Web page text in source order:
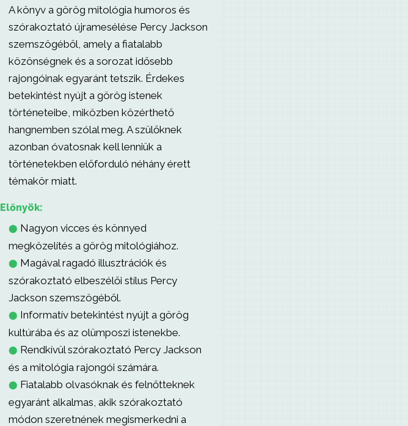
A könyv a görög mitológia humoros és
szórakoztató újramesélése Percy Jackson
szemszögéből, amely a fiatalabb
közönségnek és a sorozat idősebb
rajongóinak egyaránt tetszik. Érdekes
betekintést nyújt a görög istenek
történeteibe, miközben közérthető
hangnemben szólal meg. A szülőknek
azonban óvatosnak kell lenniük a
történetekben előforduló néhány érett
témakör miatt.
Előnyök:
⬤ Nagyon vicces és könnyed
megközelítés a görög mitológiához.
⬤ Magával ragadó illusztrációk és
szórakoztató elbeszélői stílus Percy
Jackson szemszögéből.
⬤ Informatív betekintést nyújt a görög
kultúrába és az olümposzi istenekbe.
⬤ Rendkívül szórakoztató Percy Jackson
és a mitológia rajongói számára.
⬤ Fiatalabb olvasóknak és felnőtteknek
egyaránt alkalmas, akik szórakoztató
módon szeretnének megismerkedni a